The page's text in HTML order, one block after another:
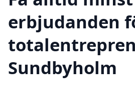
erbjudanden
Sundbyholm